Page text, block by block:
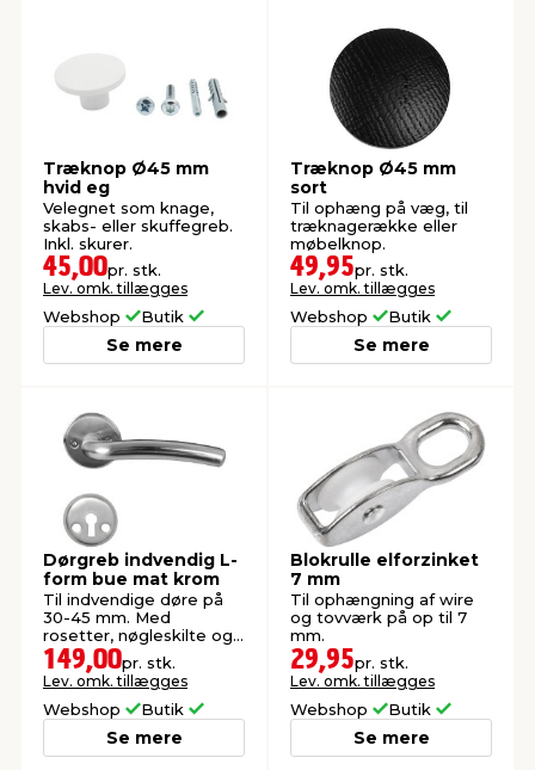
Træknop Ø45 mm
hvid eg
Velegnet som knage,
skabs- eller skuffegreb.
Inkl. skurer.
45,00pr. stk.
Lev. omk. tillægges
Webshop Butik
Se mere
Træknop Ø45 mm
sort
Til ophæng på væg, til
træknagerække eller
møbelknop.
49,95pr. stk.
Lev. omk. tillægges
Webshop Butik
Se mere
Dørgreb indvendig L-
form bue mat krom
Til indvendige døre på
30-45 mm. Med
rosetter, nøgleskilte og
skruer.
149,00pr. stk.
Lev. omk. tillægges
Webshop Butik
Se mere
Blokrulle elforzinket
7 mm
Til ophængning af wire
og tovværk på op til 7
mm.
29,95pr. stk.
Lev. omk. tillægges
Webshop Butik
Se mere